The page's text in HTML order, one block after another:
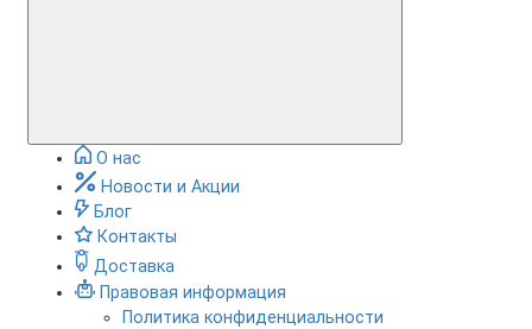
О нас
Новости и Акции
Блог
Контакты
Доставка
Правовая информация
Политика конфиденциальности